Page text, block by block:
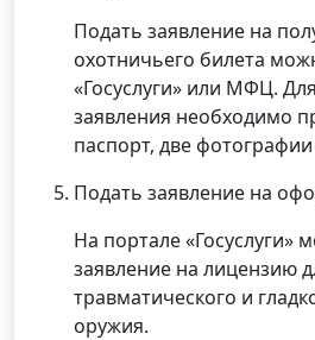
Подать заявление на
охотничьего билета
«Госуслуги» или МФЦ.
заявления необходимо
паспорт, две фотографии
Подать заявление на
На портале «Госуслуги»
заявление на лицензию
травматического и
оружия.